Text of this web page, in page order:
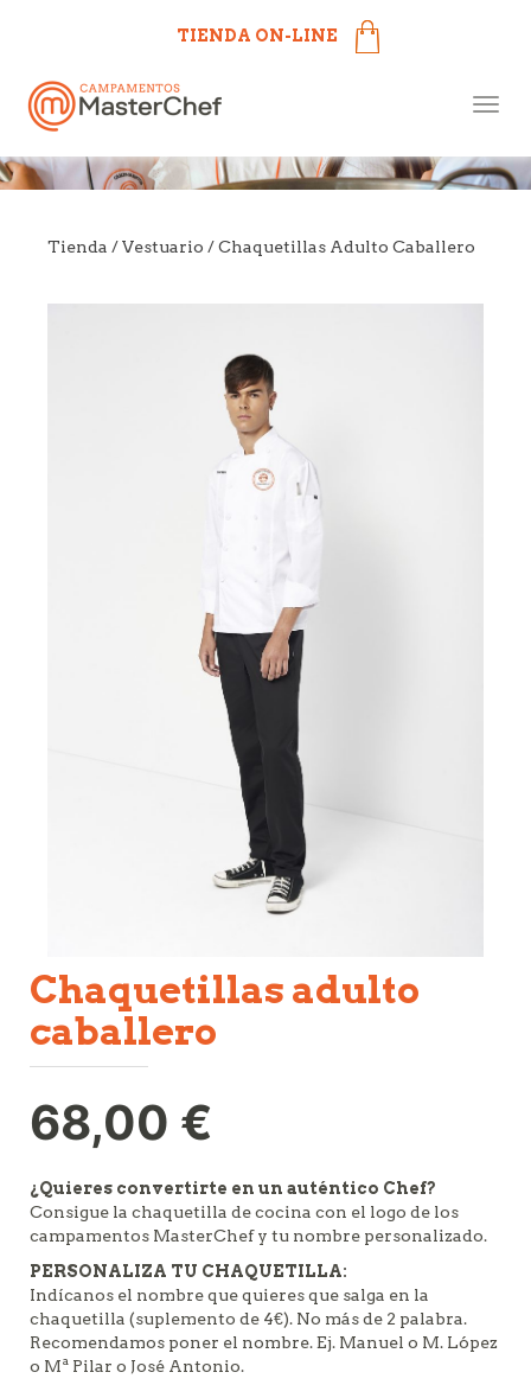
TIENDA ON-LINE
Campamentos MasterChef
más cerca de ti
Tienda /Vestuario / Chaquetillas Adulto Caballero
chaquetillas adulto
caballero
68,00 €
¿Quieres convertirte en un auténtico Chef?
Consigue la chaquetilla de cocina con el logo de los
campamentos MasterChef y tu nombre personalizado.
PERSONALIZA TU CHAQUETILLA:
Indícanos el nombre que quieres que salga en la
chaquetilla (suplemento de 4€). No más de 2 palabra.
Recomendamos poner el nombre. Ej. Manuel o M. López
o Mª Pilar o José Antonio.